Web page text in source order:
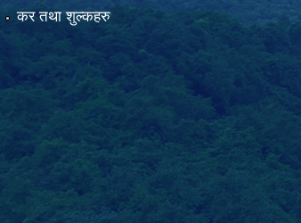
कर तथा शुल्कहरु